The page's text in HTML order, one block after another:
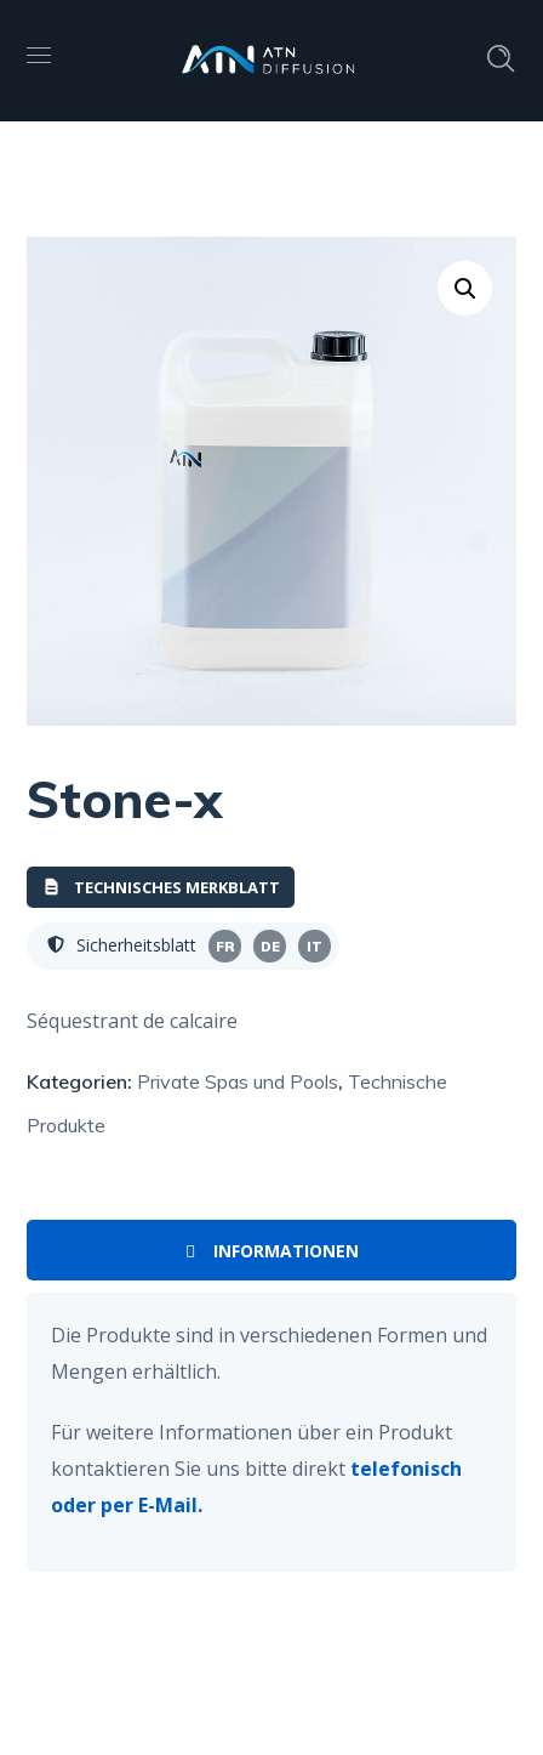
Stone-x
TECHNISCHES MERKBLATT
Sicherheitsblatt FR DE IT
Séquestrant de calcaire
Kategorien: Private Spas und Pools, Technische
Produkte
INFORMATIONEN
Die Produkte sind in verschiedenen Formen und
Mengen erhältlich.
Für weitere Informationen über ein Produkt
kontaktieren Sie uns bitte direkt telefonisch
oder per E-Mail.